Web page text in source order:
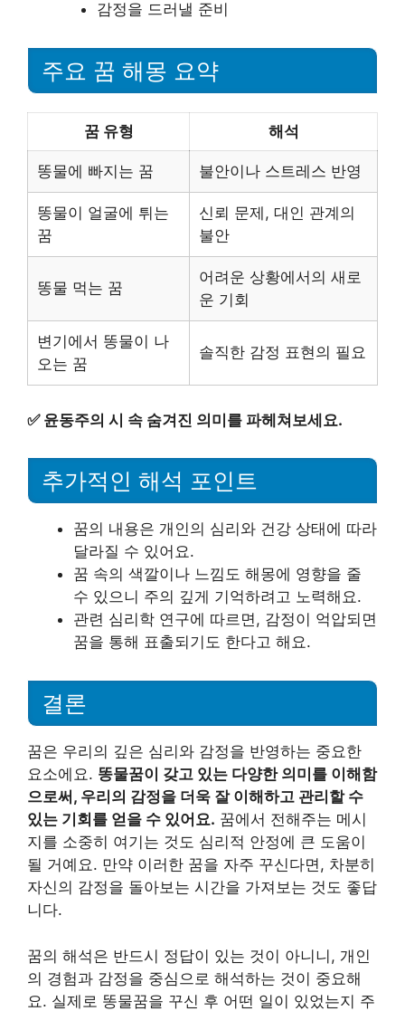
감정을 드러낼 준비
주요 꿈 해몽 요약
꿈 유형 해석
똥물에 빠지는 꿈 불안이나 스트레스 반영
똥물이 얼굴에 튀는
꿈
신뢰 문제, 대인 관계의
불안
똥물 먹는 꿈
어려운 상황에서의 새로
운 기회
변기에서 똥물이 나
오는 꿈
솔직한 감정 표현의 필요
✅ 윤동주의 시 속 숨겨진 의미를 파헤쳐보세요.
추가적인 해석 포인트
꿈의 내용은 개인의 심리와 건강 상태에 따라
달라질 수 있어요.
꿈 속의 색깔이나 느낌도 해몽에 영향을 줄
수 있으니 주의 깊게 기억하려고 노력해요.
관련 심리학 연구에 따르면, 감정이 억압되면
꿈을 통해 표출되기도 한다고 해요.
결론
꿈은 우리의 깊은 심리와 감정을 반영하는 중요한
요소에요. 똥물꿈이 갖고 있는 다양한 의미를 이해함
으로써, 우리의 감정을 더욱 잘 이해하고 관리할 수
있는 기회를 얻을 수 있어요. 꿈에서 전해주는 메시
지를 소중히 여기는 것도 심리적 안정에 큰 도움이
될 거예요. 만약 이러한 꿈을 자주 꾸신다면, 차분히
자신의 감정을 돌아보는 시간을 가져보는 것도 좋답
니다.
꿈의 해석은 반드시 정답이 있는 것이 아니니, 개인
의 경험과 감정을 중심으로 해석하는 것이 중요해
요. 실제로 똥물꿈을 꾸신 후 어떤 일이 있었는지 주